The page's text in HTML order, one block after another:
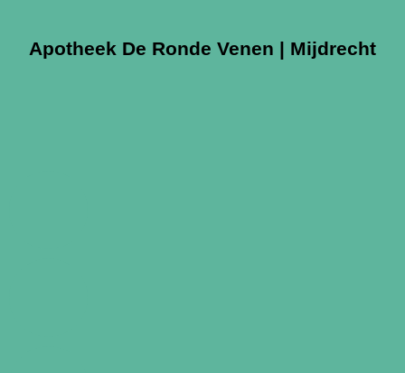
Apotheek De Ronde Venen | Mijdrecht